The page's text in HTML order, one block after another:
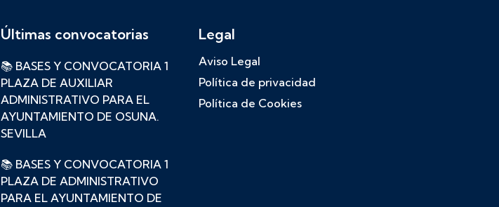
Últimas convocatorias
📚 BASES Y CONVOCATORIA 1
PLAZA DE AUXILIAR
ADMINISTRATIVO PARA EL
AYUNTAMIENTO DE OSUNA.
SEVILLA
📚 BASES Y CONVOCATORIA 1
PLAZA DE ADMINISTRATIVO
PARA EL AYUNTAMIENTO DE
Legal
Aviso Legal
Política de privacidad
Política de Cookies